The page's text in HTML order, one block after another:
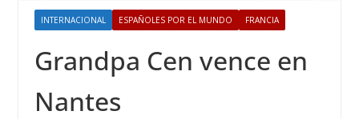
INTERNACIONAL ESPAÑOLES POR EL MUNDO FRANCIA
Grandpa Cen vence en
Nantes